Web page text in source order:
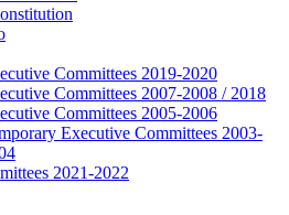
Committees 2019-2020
Committees 2007-2008 / 2018
Committees 2005-2006
Executive Committees 2003-
2021-2022